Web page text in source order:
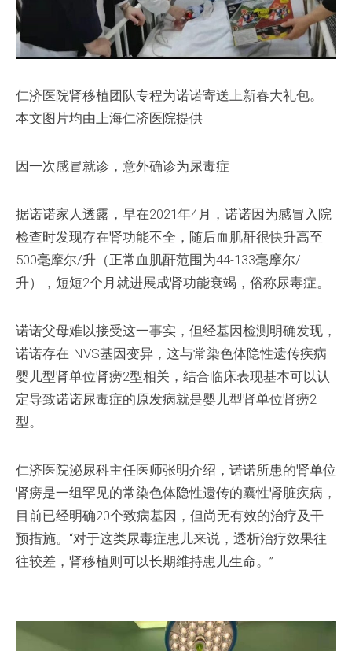
仁济医院肾移植团队专程为诺诺寄送上新春大礼包。
本文图片均由上海仁济医院提供
因一次感冒就诊，意外确诊为尿毒症
据诺诺家人透露，早在2021年4月，诺诺因为感冒入院
检查时发现存在肾功能不全，随后血肌酐很快升高至
500毫摩尔/升（正常血肌酐范围为44-133毫摩尔/
升），短短2个月就进展成肾功能衰竭，俗称尿毒症。
诺诺父母难以接受这一事实，但经基因检测明确发现，
诺诺存在INVS基因变异，这与常染色体隐性遗传疾病
婴儿型肾单位肾痨2型相关，结合临床表现基本可以认
定导致诺诺尿毒症的原发病就是婴儿型肾单位肾痨2
型。
仁济医院泌尿科主任医师张明介绍，诺诺所患的肾单位
肾痨是一组罕见的常染色体隐性遗传的囊性肾脏疾病，
目前已经明确20个致病基因，但尚无有效的治疗及干
预措施。“对于这类尿毒症患儿来说，透析治疗效果往
往较差，肾移植则可以长期维持患儿生命。”